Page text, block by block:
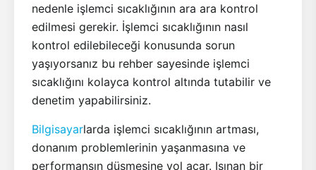
nedenle işlemci sıcaklığının ara ara kontrol
edilmesi gerekir. İşlemci sıcaklığının nasıl
kontrol edilebileceği konusunda sorun
yaşıyorsanız bu rehber sayesinde işlemci
sıcaklığını kolayca kontrol altında tutabilir ve
denetim yapabilirsiniz.
Bilgisayarlarda işlemci sıcaklığının artması,
donanım problemlerinin yaşanmasına ve
performansın düşmesine yol açar. Isınan bir